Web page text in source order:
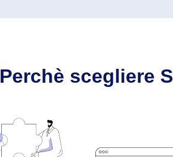
Perchè scegliere